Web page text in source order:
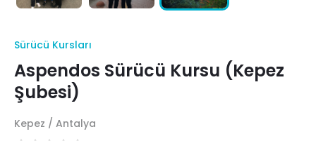
Sürücü Kursları
Aspendos Sürücü Kursu (Kepez
Şubesi)
Kepez / Antalya